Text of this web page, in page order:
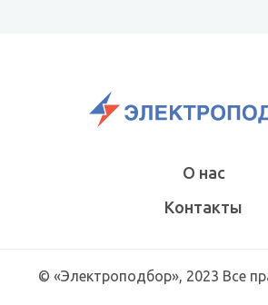
О нас
Контакты
© «Электроподбор», 2023 Все